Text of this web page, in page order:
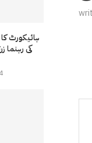
ہائیکورٹ
کی رہنما